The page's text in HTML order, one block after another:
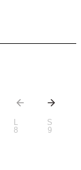
L
8
S
9